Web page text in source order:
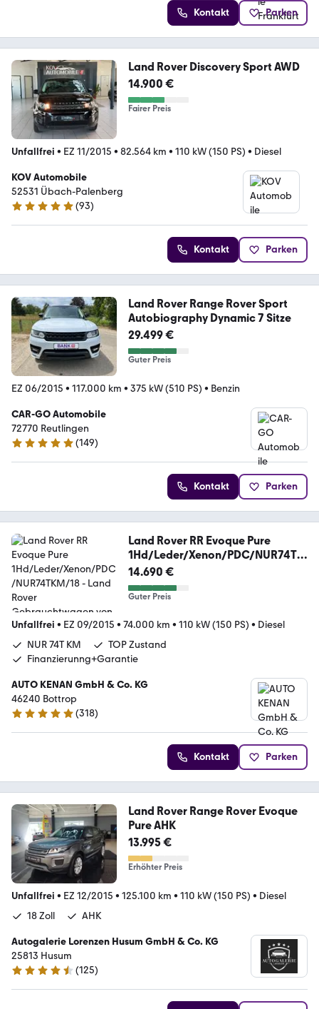
Kontakt Parken
Land Rover Discovery Sport AWD
14.900 €
Fairer Preis
Unfallfrei • EZ 11/2015 • 82.564 km • 110 kW (150 PS) • Diesel
KOV Automobile
52531 Übach-Palenberg
4.8 Sterne
(93)
Kontakt Parken
Land Rover Range Rover Sport
Autobiography Dynamic 7 Sitze
29.499 €
Guter Preis
EZ 06/2015 • 117.000 km • 375 kW (510 PS) • Benzin
CAR-GO Automobile
72770 Reutlingen
4.9 Sterne
(149)
Kontakt Parken
Land Rover RR Evoque Pure
1Hd/Leder/Xenon/PDC/NUR74TK
M/18
14.690 €
Guter Preis
Unfallfrei • EZ 09/2015 • 74.000 km • 110 kW (150 PS) • Diesel
NUR 74T KM
TOP Zustand
Finanzierunng+Garantie
AUTO KENAN GmbH & Co. KG
46240 ­­­­­­Bottrop
4.8 Sterne
(318)
Kontakt Parken
Land Rover Range Rover Evoque
Pure AHK
13.995 €
Erhöhter Preis
Unfallfrei • EZ 12/2015 • 125.100 km • 110 kW (150 PS) • Diesel
18 Zoll
AHK
Autogalerie Lorenzen Husum GmbH & Co. KG
25813 Husum
4.3 Sterne
(125)